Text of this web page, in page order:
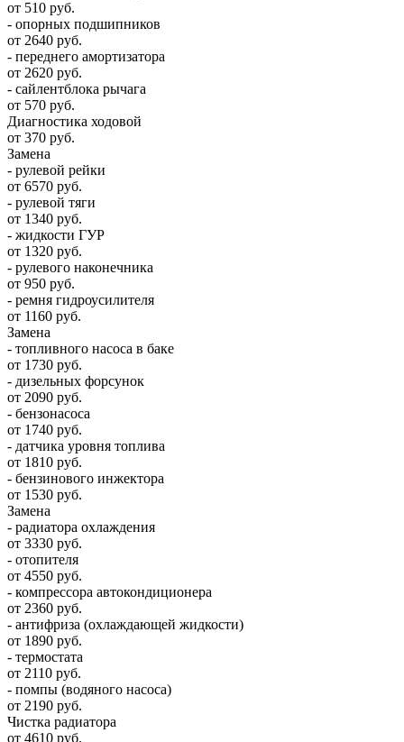
от 510 руб.
- опорных подшипников
от 2640 руб.
- переднего амортизатора
от 2620 руб.
- сайлентблока рычага
от 570 руб.
Диагностика ходовой
от 370 руб.
Замена
- рулевой рейки
от 6570 руб.
- рулевой тяги
от 1340 руб.
- жидкости ГУР
от 1320 руб.
- рулевого наконечника
от 950 руб.
- ремня гидроусилителя
от 1160 руб.
Замена
- топливного насоса в баке
от 1730 руб.
- дизельных форсунок
от 2090 руб.
- бензонасоса
от 1740 руб.
- датчика уровня топлива
от 1810 руб.
- бензинового инжектора
от 1530 руб.
Замена
- радиатора охлаждения
от 3330 руб.
- отопителя
от 4550 руб.
- компрессора автокондиционера
от 2360 руб.
- антифриза (охлаждающей жидкости)
от 1890 руб.
- термостата
от 2110 руб.
- помпы (водяного насоса)
от 2190 руб.
Чистка радиатора
от 4610 руб.